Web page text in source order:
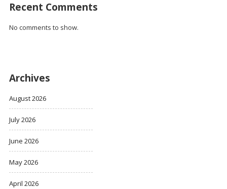
Recent Comments
No comments to show.
Archives
August 2026
July 2026
June 2026
May 2026
April 2026